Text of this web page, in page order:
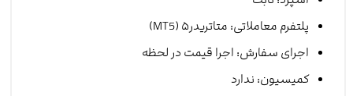
پلتفرم معاملاتی: متاتریدر۵ (MT5)
اجرای سفارش: اجرا قیمت در لحظه
کمیسیون: ندارد